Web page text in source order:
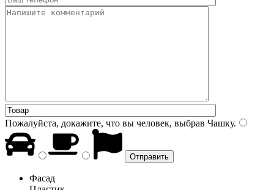
Пожалуйста, докажите, что вы человек, выбрав Чашку.
Фасад